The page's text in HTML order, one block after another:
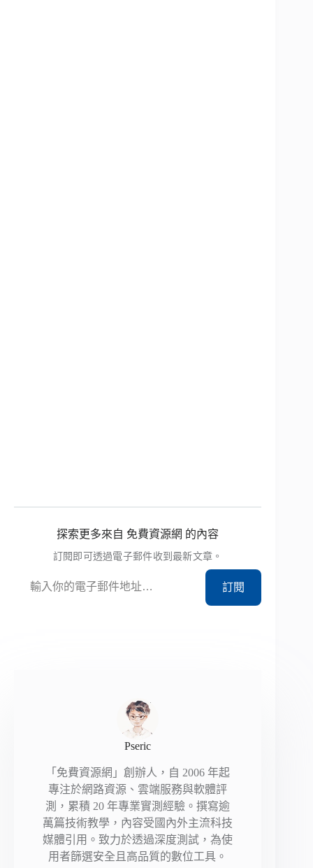
探索更多來自 免費資源網 的內容
訂閱即可透過電子郵件收到最新文章。
訂閱
Pseric
「免費資源網」創辦人，自 2006 年起
專注於網路資源、雲端服務與軟體評
測，累積 20 年專業實測經驗。撰寫逾
萬篇技術教學，內容受國內外主流科技
媒體引用。致力於透過深度測試，為使
用者篩選安全且高品質的數位工具。